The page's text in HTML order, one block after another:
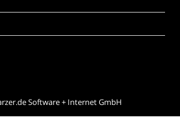
Software + Internet GmbH